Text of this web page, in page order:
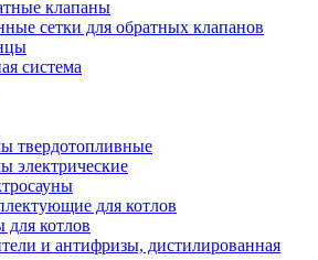
клапаны
сетки для обратных клапанов
система
твердотопливные
электрические
для котлов
для котлов
и антифризы, дистилированная